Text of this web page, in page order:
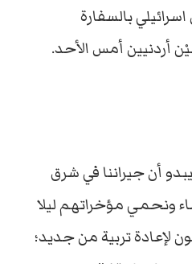
بالسفارة
أردنيين أمس الأحد.
أن جيراننا في شرق
ونحمي مؤخراتهم ليلا
لإعادة تربية من جديد؛